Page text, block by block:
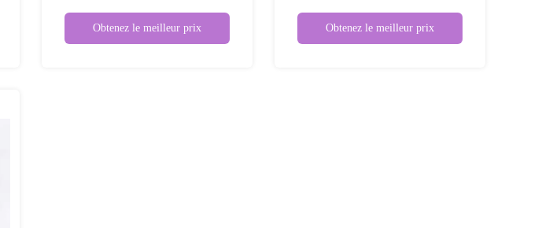
porte double Entrepôt extérieur 3 clés
incluses
Obtenez le meilleur prix Obtenez le meilleur prix